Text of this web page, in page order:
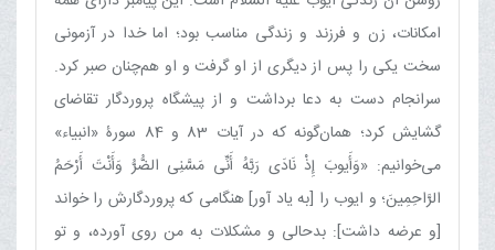
امکانات، زن و فرزند و زندگی مناسب بود؛ اما خدا در آزمونی
سخت یکی را پس از دیگری از او گرفت و او هم‌چنان صبر کرد.
سرانجام دست به دعا برداشت و از پیشگاه پروردگار تقاضای
گشایش کرد؛ همان‌گونه که در آیات 83 و 84 سورۀ «انبیاء»
می‌خوانیم: «وَأَیوبَ إِذْ نَادَی رَبَّهُ أَنِّی مَسَّنِی الضُّرُّ وَأَنْتَ أَرْحَمُ
الرَّاحِمِینَ؛ و ایوب را [به یاد آور] هنگامی‏ که پروردگارش را خواند
[و عرضه داشت]: بدحالی و مشکلات به من روی آورده، و تو